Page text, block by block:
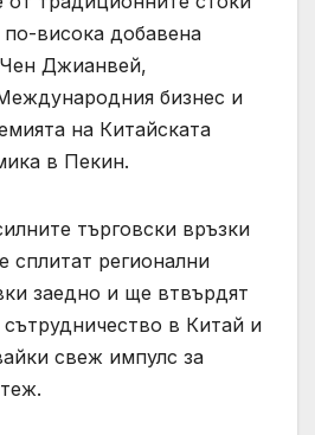
висока добавена
Джианвей,
бизнес и
на Китайската
в Пекин.
търговски връзки
сплитат регионални
заедно и ще втвърдят
в Китай и
свеж импулс за